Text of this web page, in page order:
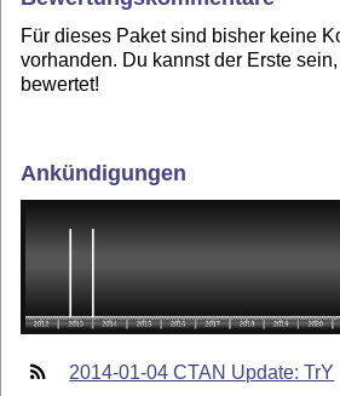
Für dieses Paket sind bisher keine
vorhanden. Du kannst der Erste
bewertet!
Ankündigungen
2014-01-04 CTAN Update: TrY